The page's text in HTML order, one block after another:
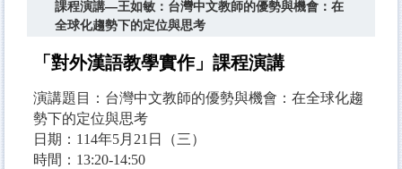
課程演講—王如敏：台灣中文教師的優勢與機會：在
全球化趨勢下的定位與思考
「 對外漢語教學實作」課程演講
演講題目：台灣中文教師的優勢與機會：在全球化趨
勢下的定位與思考
日期：114年5月21日（三）
時間：13:20-14:50